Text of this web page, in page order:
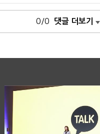
0/0 댓글 더보기